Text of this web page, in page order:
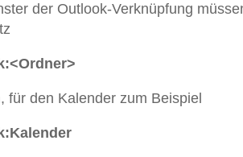
der Outlook-Verknüpfung
für den Kalender zum Beispiel